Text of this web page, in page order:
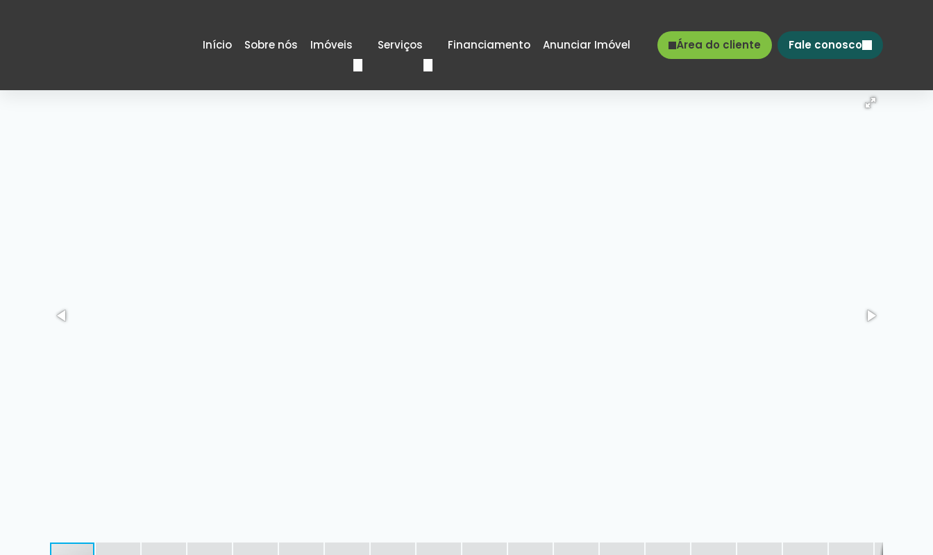
Fale conosco
Área do cliente
Anunciar Imóvel
Financiamento
Serviços
Imóveis
Sobre nós
Início